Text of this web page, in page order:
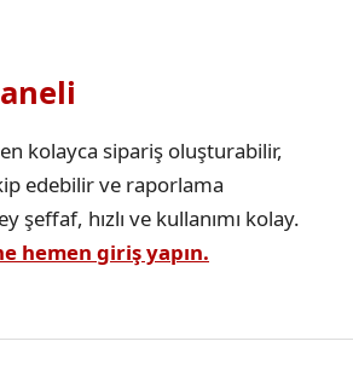
kolayca sipariş oluşturabilir,
edebilir ve raporlama
şeffaf, hızlı ve kullanımı kolay.
hemen giriş yapın.